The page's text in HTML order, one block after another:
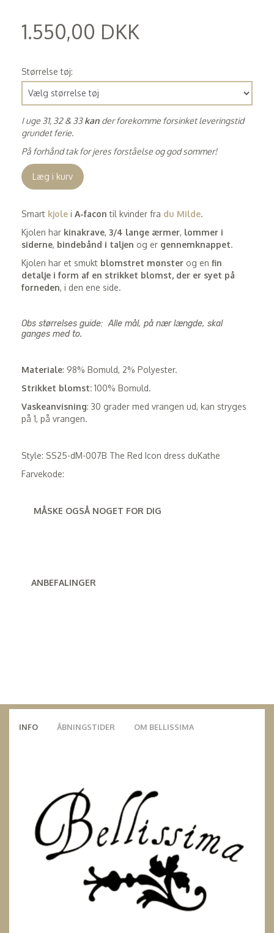
1.550,00 DKK
Størrelse tøj:
I uge 31, 32 & 33kan der forekomme forsinket leveringstid
grundet ferie.
På forhånd tak for jeres forståelse og god sommer!
Læg i kurv
Smart kjole i A-facon til kvinder fra du Milde.
Kjolen har kinakrave, 3/4 lange ærmer, lommer i
siderne, bindebånd i taljen og er gennemknappet.
Kjolen har et smukt blomstret mønster og en fin
detalje i form af en strikket blomst, der er syet på
forneden, i den ene side.
Obs størrelses guide: Alle mål, på nær længde, skal
ganges med to.
Materiale: 98% Bomuld, 2% Polyester.
Strikket blomst: 100% Bomuld.
Vaskeanvisning: 30 grader med vrangen ud, kan stryges
på 1, på vrangen.
Style: SS25-dM-007B The Red Icon dress duKathe
Farvekode:
MÅSKE OGSÅ NOGET FOR DIG
ANBEFALINGER
INFO ÅBNINGSTIDER OM BELLISSIMA